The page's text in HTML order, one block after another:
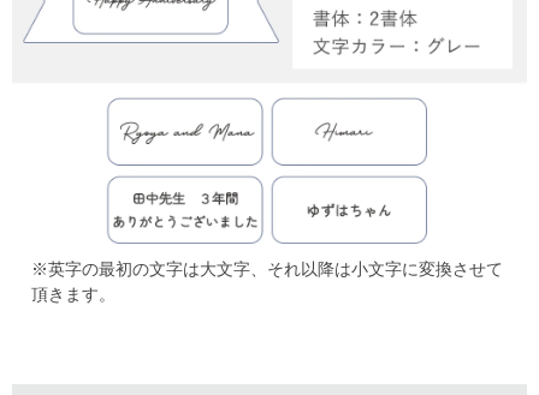
※英字の最初の文字は大文字、それ以降は小文字に変換させて
頂きます。